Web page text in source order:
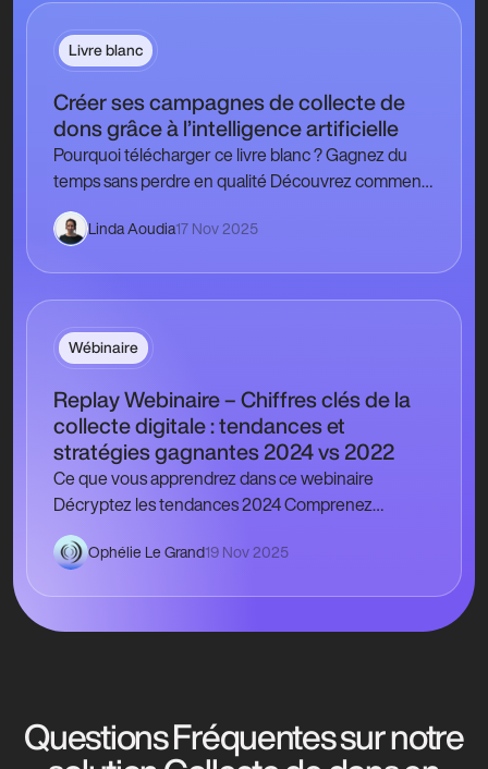
Livre blanc
Créer ses campagnes de collecte de
dons grâce à l’intelligence artificielle
Pourquoi télécharger ce livre blanc ? Gagnez du
temps sans perdre en qualité Découvrez comment
utiliser l’IA pour automatiser les étapes clés…
Linda Aoudia17 Nov 2025
Wébinaire
Replay Webinaire – Chiffres clés de la
collecte digitale : tendances et
stratégies gagnantes 2024 vs 2022
Ce que vous apprendrez dans ce webinaire
Décryptez les tendances 2024 Comprenez
pourquoi le don moyen en ligne a augmenté de
17,8…Ophélie Le Grand19 Nov 2025
Questions Fréquentes sur notre